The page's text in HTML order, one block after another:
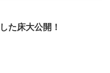
た床大公開！